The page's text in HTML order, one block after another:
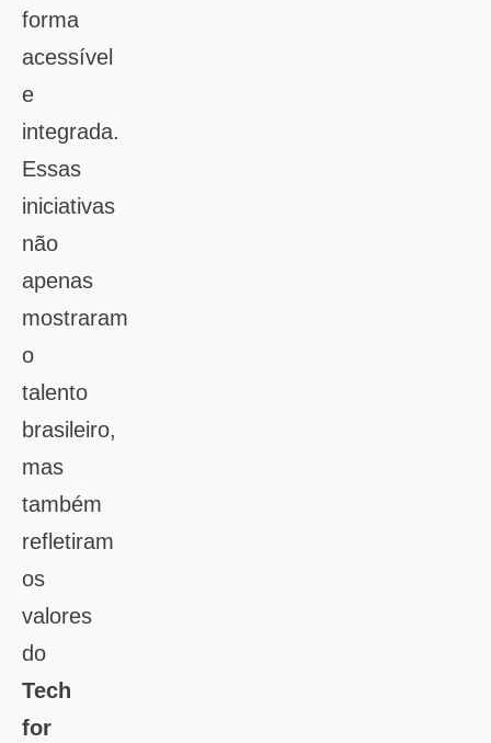
forma
acessível
e
integrada.
Essas
iniciativas
não
apenas
mostraram
o
talento
brasileiro,
mas
também
refletiram
os
valores
do
Tech
for